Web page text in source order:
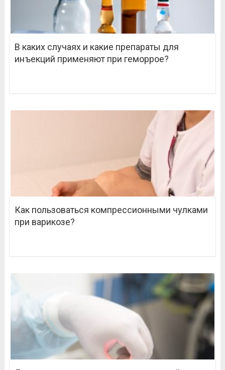
В каких случаях и какие препараты для
инъекций применяют при геморрое?
Как пользоваться компрессионными чулками
при варикозе?